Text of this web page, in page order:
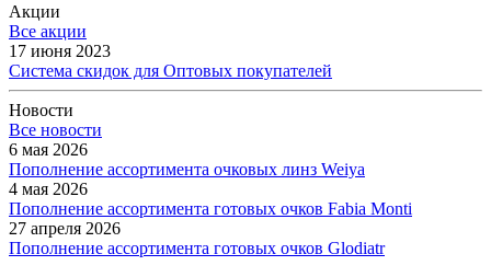
Акции
Все акции
17 июня 2023
Система скидок для Оптовых покупателей
Новости
Все новости
6 мая 2026
Пополнение ассортимента очковых линз Weiya
4 мая 2026
Пополнение ассортимента готовых очков Fabia Monti
27 апреля 2026
Пополнение ассортимента готовых очков Glodiatr